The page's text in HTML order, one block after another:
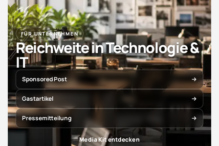
FÜR UNTERNEHMEN
Reichweite in Technologie &
IT
Sponsored Post
Gastartikel
Pressemitteilung
Media Kit entdecken